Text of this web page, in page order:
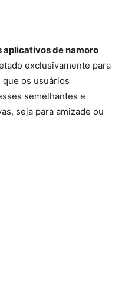
aplicativos de namoro
exclusivamente para
os usuários
semelhantes e
seja para amizade ou